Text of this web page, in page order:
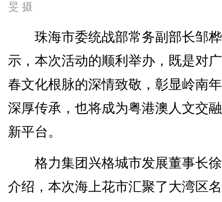
旻 摄
珠海市委统战部常务副部长邹
示，本次活动的顺利举办，既是对
春文化根脉的深情致敬，彰显岭南
深厚传承，也将成为粤港澳人文交
新平台。
格力集团兴格城市发展董事长
介绍，本次海上花市汇聚了大湾区